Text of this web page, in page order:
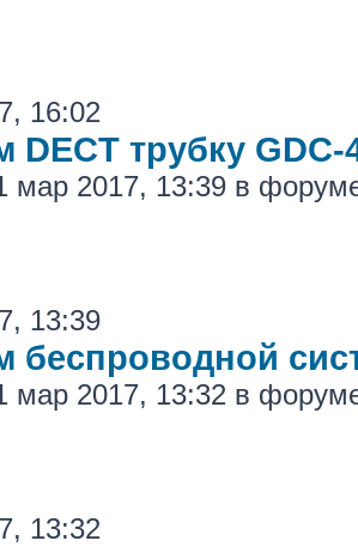
16:02
DECT трубку GDC-
мар 2017, 13:39 в
13:39
беспроводной
мар 2017, 13:32 в
13:32